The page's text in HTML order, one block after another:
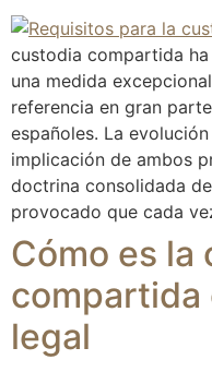
custodia compartida
una medida
referencia en gran
españoles. La
implicación de ambos
doctrina consolidada
provocado que cada
Cómo es la
compartida
legal